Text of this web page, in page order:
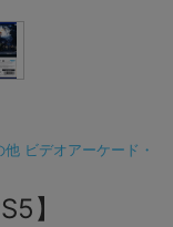
他 ビデオアーケード・
】